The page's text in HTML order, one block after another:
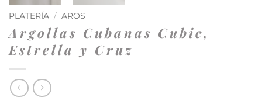
PLATERÍA / AROS
Argollas Cubanas Cubic,
Estrella y Cruz